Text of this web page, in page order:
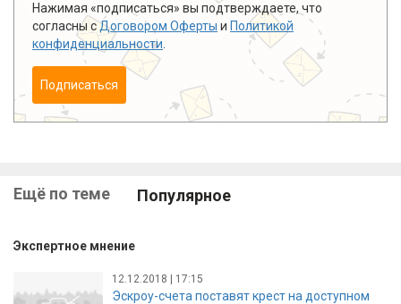
Нажимая «подписаться» вы подтверждаете, что
согласны сДоговором Оферты и Политикой
конфиденциальности
Подписаться
Ещё по теме Популярное
Экспертное мнение
12.12.2018 | 17:15
Эскроу-счета поставят крест на доступном